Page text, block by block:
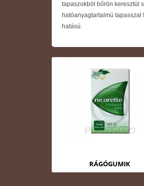
tapaszokból bőrön keresztül
hatóanyagtartalmú
hatású.
RÁGÓGUMIK